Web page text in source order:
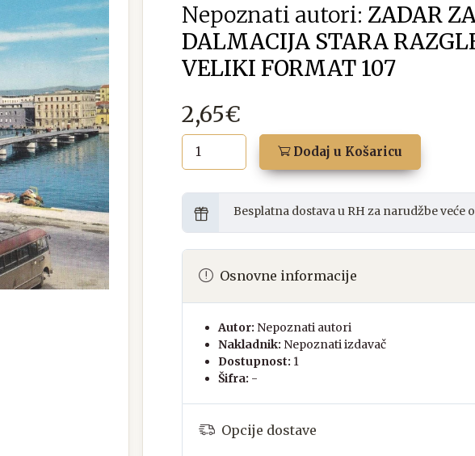
Nepoznati autori: ZADAR
DALMACIJA STARA
VELIKI FORMAT 107
2,65€
Dodaj u Košaricu
Besplatna dostava u RH za narudžbe veće
Osnovne informacije
Autor: Nepoznati autori
Nakladnik: Nepoznati izdavač
Dostupnost: 1
Šifra: -
Opcije dostave